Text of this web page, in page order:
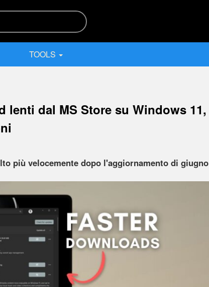
TOOLS
lenti dal MS Store su Windows 11,
più velocemente dopo l'aggiornamento di giugno